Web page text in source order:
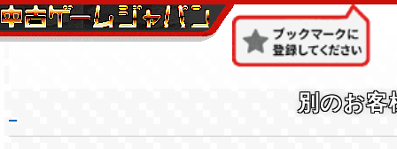
別のお客